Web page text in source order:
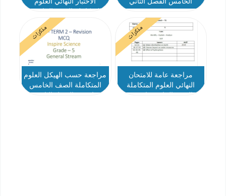
الفصل الثاني
مذكرات
مراجعة عامة للامتحان
النهائي العلوم المتكاملة
مذكرات
مراجعة حسب الهيكل العلوم
المتكاملة الصف الخامس